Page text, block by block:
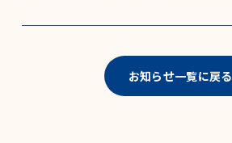
お知らせ一覧に戻る